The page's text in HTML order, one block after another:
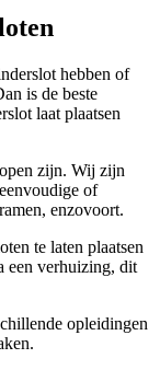
hebben of
is de beste
laat plaatsen
zijn. Wij zijn
of
enzovoort.
te laten plaatsen
een verhuizing, dit
opleidingen